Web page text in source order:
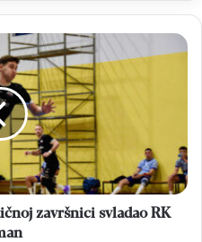
završnici svladao RK